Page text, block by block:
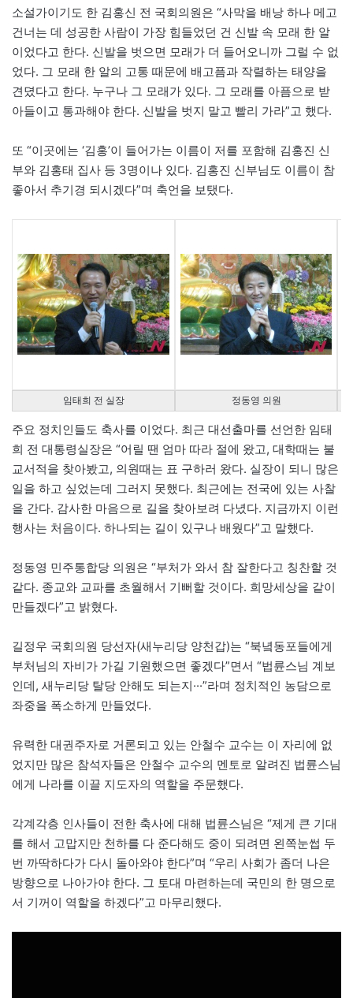
소설가이기도 한 김홍신 전 국회의원은 “사막을 배낭 하나 메고
건너는 데 성공한 사람이 가장 힘들었던 건 신발 속 모래 한 알
이었다고 한다. 신발을 벗으면 모래가 더 들어오니까 그럴 수 없
었다. 그 모래 한 알의 고통 때문에 배고픔과 작렬하는 태양을
견뎠다고 한다. 누구나 그 모래가 있다. 그 모래를 아픔으로 받
아들이고 통과해야 한다. 신발을 벗지 말고 빨리 가라”고 했다.
또 “이곳에는 ‘김홍’이 들어가는 이름이 저를 포함해 김홍진 신
부와 김홍태 집사 등 3명이나 있다. 김홍진 신부님도 이름이 참
좋아서 추기경 되시겠다”며 축언을 보탰다.
임태희 전 실장 정동영 의원
주요 정치인들도 축사를 이었다. 최근 대선출마를 선언한 임태
희 전 대통령실장은 “어릴 땐 엄마 따라 절에 왔고, 대학때는 불
교서적을 찾아봤고, 의원때는 표 구하러 왔다. 실장이 되니 많은
일을 하고 싶었는데 그러지 못했다. 최근에는 전국에 있는 사찰
을 간다. 감사한 마음으로 길을 찾아보려 다녔다. 지금까지 이런
행사는 처음이다. 하나되는 길이 있구나 배웠다”고 말했다.
정동영 민주통합당 의원은 “부처가 와서 참 잘한다고 칭찬할 것
같다. 종교와 교파를 초월해서 기뻐할 것이다. 희망세상을 같이
만들겠다”고 밝혔다.
길정우 국회의원 당선자(새누리당 양천갑)는 “북녘동포들에게
부처님의 자비가 가길 기원했으면 좋겠다”면서 “법륜스님 계보
인데, 새누리당 탈당 안해도 되는지···”라며 정치적인 농담으로
좌중을 폭소하게 만들었다.
유력한 대권주자로 거론되고 있는 안철수 교수는 이 자리에 없
었지만 많은 참석자들은 안철수 교수의 멘토로 알려진 법륜스님
에게 나라를 이끌 지도자의 역할을 주문했다.
각계각층 인사들이 전한 축사에 대해 법륜스님은 “제게 큰 기대
를 해서 고맙지만 천하를 다 준다해도 중이 되려면 왼쪽눈썹 두
번 까딱하다가 다시 돌아와야 한다”며 “우리 사회가 좀더 나은
방향으로 나아가야 한다. 그 토대 마련하는데 국민의 한 명으로
서 기꺼이 역할을 하겠다”고 마무리했다.